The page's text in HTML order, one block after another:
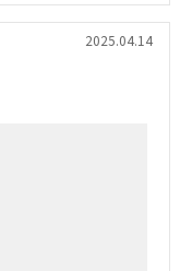
2025.04.14